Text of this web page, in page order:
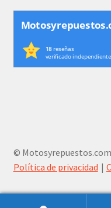
18reseñas
verificado
©
Política de privacidad